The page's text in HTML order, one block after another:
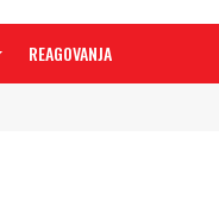
REAGOVANJA